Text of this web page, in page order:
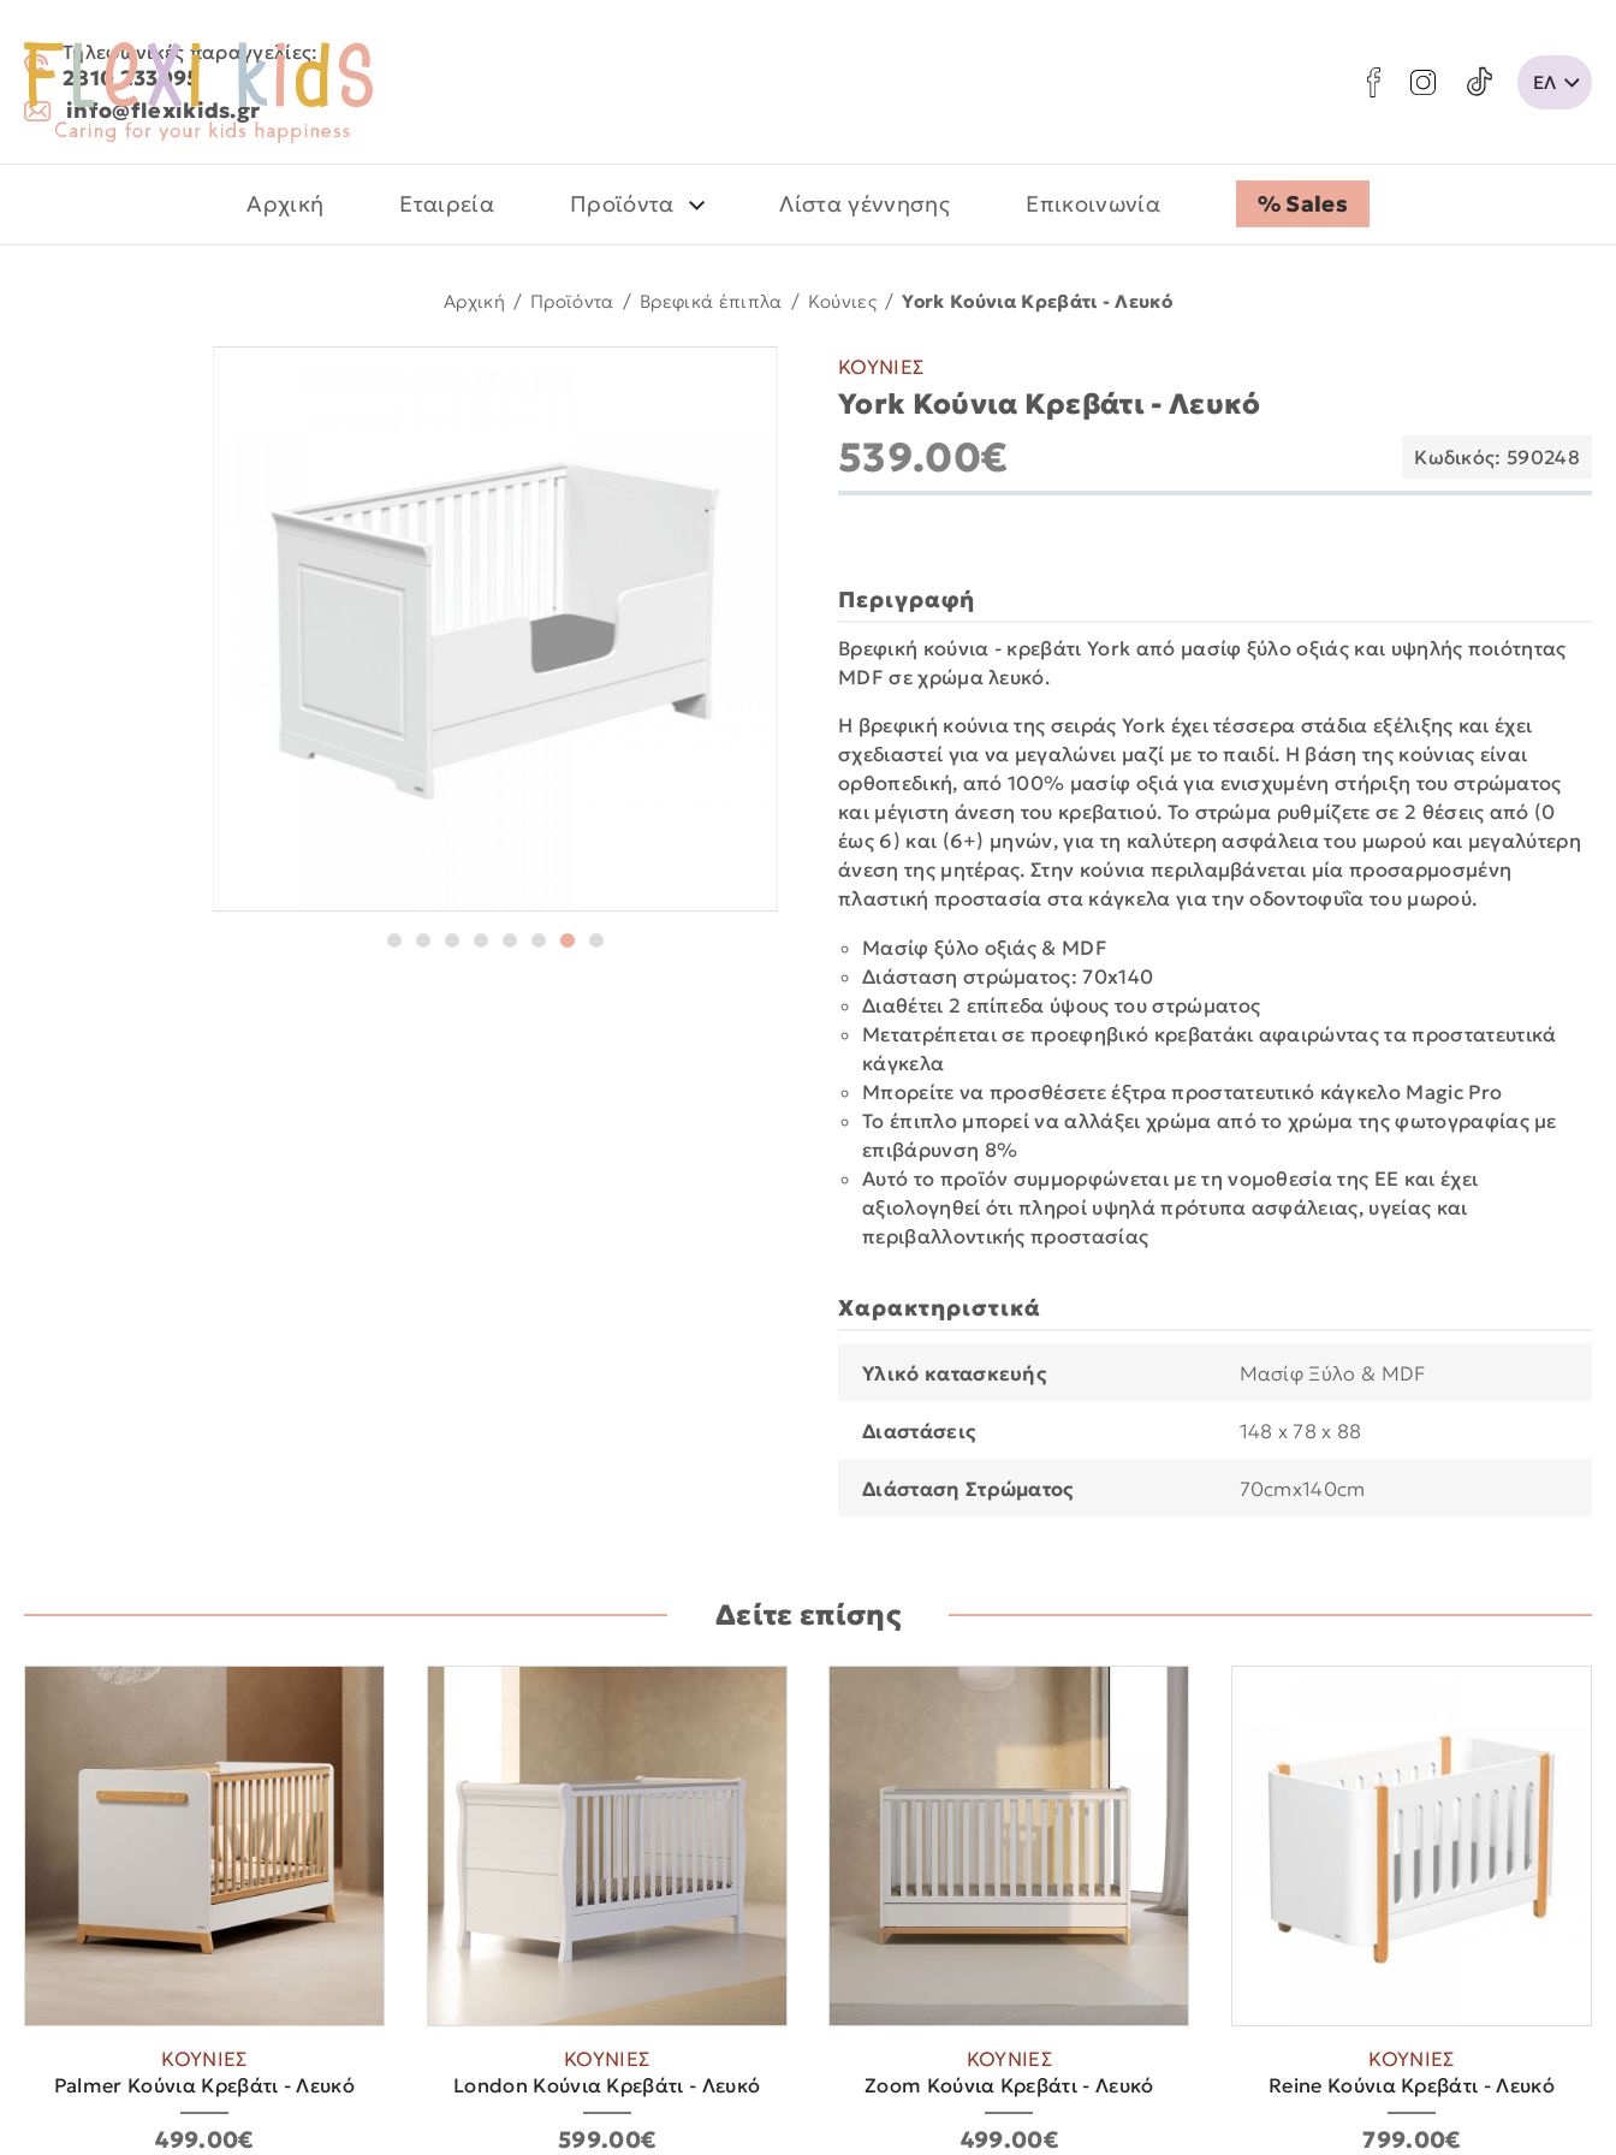
Τηλεφωνικές παραγγελίες:
2810 233095
info@flexikids.gr
Αρχική Εταιρεία Προϊόντα Λίστα γέννησης Επικοινωνία % Sales
Αρχική / Προϊόντα / Βρεφικά έπιπλα / Κούνιες / York Κούνια Κρεβάτι - Λευκό
ΚΟΥΝΙΕΣ
York Κούνια Κρεβάτι - Λευκό
539.00€ Κωδικός: 590248
Περιγραφή
Βρεφική κούνια - κρεβάτι York από μασίφ ξύλο οξιάς και υψηλής ποιότητας
MDF σε χρώμα λευκό.
Η βρεφική κούνια της σειράς York έχει τέσσερα στάδια εξέλιξης και έχει
σχεδιαστεί για να μεγαλώνει μαζί με το παιδί. Η βάση της κούνιας είναι
ορθοπεδική, από 100% μασίφ οξιά για ενισχυμένη στήριξη του στρώματος
και μέγιστη άνεση του κρεβατιού. Το στρώμα ρυθμίζετε σε 2 θέσεις από (0
έως 6) και (6+) μηνών, για τη καλύτερη ασφάλεια του μωρού και μεγαλύτερη
άνεση της μητέρας. Στην κούνια περιλαμβάνεται μία προσαρμοσμένη
πλαστική προστασία στα κάγκελα για την οδοντοφυΐα του μωρού.
Μασίφ ξύλο οξιάς & MDF
Διάσταση στρώματος: 70x140
Διαθέτει 2 επίπεδα ύψους του στρώματος
Μετατρέπεται σε προεφηβικό κρεβατάκι αφαιρώντας τα προστατευτικά
κάγκελα
Μπορείτε να προσθέσετε έξτρα προστατευτικό κάγκελο Magic Pro
Το έπιπλο μπορεί να αλλάξει χρώμα από το χρώμα της φωτογραφίας με
επιβάρυνση 8%
Αυτό το προϊόν συμμορφώνεται με τη νομοθεσία της ΕΕ και έχει
αξιολογηθεί ότι πληροί υψηλά πρότυπα ασφάλειας, υγείας και
περιβαλλοντικής προστασίας
Χαρακτηριστικά
Υλικό κατασκευής Μασίφ Ξύλο & MDF
Διαστάσεις 148 x 78 x 88
Διάσταση Στρώματος 70cmx140cm
Δείτε επίσης
ΚΟΥΝΙΕΣ
Palmer Κούνια Κρεβάτι - Λευκό
499.00€
ΚΟΥΝΙΕΣ
London Κούνια Κρεβάτι - Λευκό
599.00€
ΚΟΥΝΙΕΣ
Zoom Κούνια Κρεβάτι - Λευκό
499.00€
ΚΟΥΝΙΕΣ
Reine Κούνια Κρεβάτι - Λευκό
799.00€